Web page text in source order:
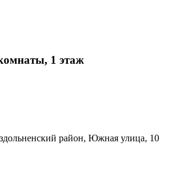
1 этаж
район, Южная улица, 10